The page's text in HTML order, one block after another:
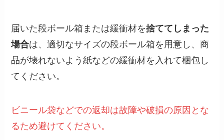
届いた段ボール箱または緩衝材を捨ててしまった
場合は、適切なサイズの段ボール箱を用意し、商
品が壊れないよう紙などの緩衝材を入れて梱包し
てください。
ビニール袋などでの返却は故障や破損の原因とな
るため避けてください。